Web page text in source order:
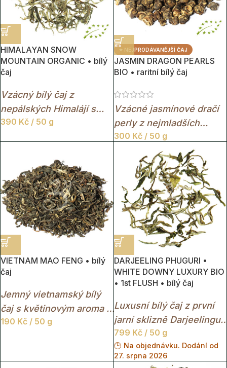
HIMALAYAN SNOW
MOUNTAIN ORGANIC • bílý
čaj
Vzácný bílý čaj z
nepálských Himalájí s
mimořádně jemnou,
charakterem.
390 Kč / 50 g
⭐ NEJPRODÁVANĚJŠÍ ČAJ
JASMIN DRAGON PEARLS
BIO • raritní bílý čaj
Vzácné jasmínové dračí
perly z nejmladších
čajových lístků s
okouzlující květinovou
300 Kč/ 50 g
VIETNAM MAO FENG • bílý
čaj
Jemný vietnamský bílý
čaj s květinovým aroma a
lehce nasládlou,
190 Kč / 50 g
DARJEELING PHUGURI •
WHITE DOWNY LUXURY BIO
• 1st FLUSH • bílý čaj
Luxusní bílý čaj z první
jarní sklizně Darjeelingu
s medovou sladkostí,
květinovým aroma a
mimořádně jemným
799 Kč/ 50 g
🕒 Na objednávku. Dodání od
27. srpna 2026